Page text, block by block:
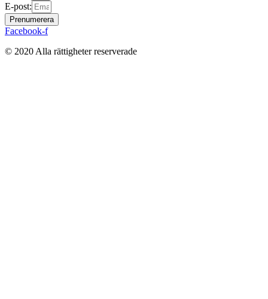
E-post:
Prenumerera
Facebook-f
© 2020 Alla rättigheter reserverade